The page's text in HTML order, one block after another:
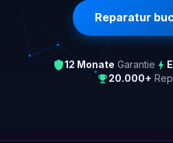
Reparatur
12 Monate Garantie
20.000+